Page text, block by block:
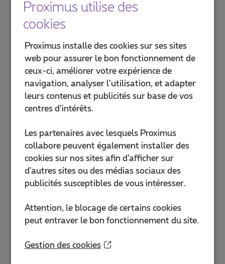
Proximus utilise des
cookies
Proximus installe des cookies sur ses sites
web pour assurer le bon fonctionnement de
ceux-ci, améliorer votre expérience de
navigation, analyser l’utilisation, et adapter
leurs contenus et publicités sur base de vos
centres d’intérêts.
Les partenaires avec lesquels Proximus
collabore peuvent également installer des
cookies sur nos sites afin d’afficher sur
d'autres sites ou des médias sociaux des
publicités susceptibles de vous intéresser.
Attention, le blocage de certains cookies
peut entraver le bon fonctionnement du site.
Gestion des cookies